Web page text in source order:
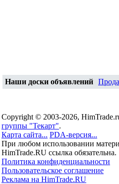
Наши доски объявлений
Copyright © 2003-2026,
группы "Текарт".
Карта сайта... PDA-версия...
При любом использовании
HimTrade.RU ссылка обязательна.
Политика конфиденциальности
Пользовательское соглашение
Реклама на HimTrade.RU